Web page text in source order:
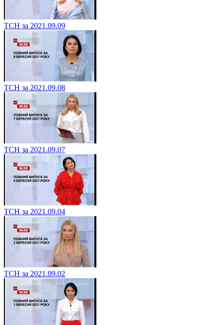
ТСН за 2021.09.09
ТСН за 2021.09.08
ТСН за 2021.09.07
ТСН за 2021.09.04
ТСН за 2021.09.02